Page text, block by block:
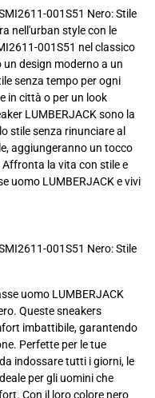
001S51 Nero: Stile
nell'urban style con le
001S51 nel classico
design moderno a un
senza tempo per ogni
in città o per un look
LUMBERJACK sono la
stile senza rinunciare al
aggiungeranno un tocco
la vita con stile e
uomo LUMBERJACK e vivi
001S51 Nero: Stile
uomo LUMBERJACK
Queste sneakers
imbattibile, garantendo
Perfette per le tue
indossare tutti i giorni, le
per gli uomini che
Con il loro colore nero